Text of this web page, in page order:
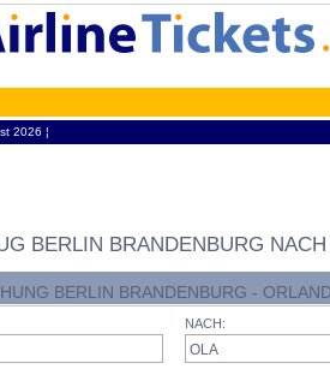
2026 ¦
BERLIN BRANDENBURG
BERLIN BRANDENBURG -
NACH: